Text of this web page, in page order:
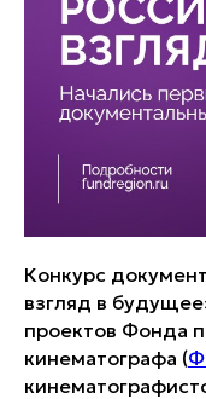
Конкурс
взгляд в
проектов Фонда
кинематографа (